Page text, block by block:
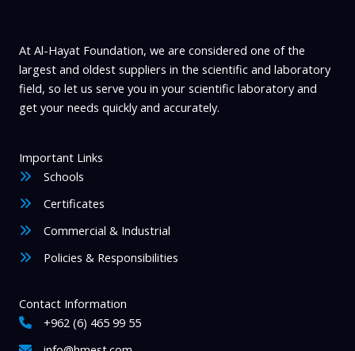
At Al-Hayat Foundation, we are considered one of the
largest and oldest suppliers in the scientific and laboratory
field, so let us serve you in your scientific laboratory and
get your needs quickly and accurately.
Important Links
Schools
Certificates
Commercial & Industrial
Policies & Responsibilities
Contact Information
+962 (6) 465 99 55